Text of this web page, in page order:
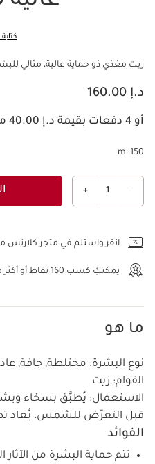
زيت مغذي ذو حماية عالية، مثالي
السعر الحالي هو د.إ 160.00
د.إ 160.00
أو 4 دفعات بقيمة د.إ 40.00 مع
150 ml
-
1
+
انقر واستلم في متجر كلارنس
يمكنكِ كسب 160 نقاط أو
ما هو
نوع البشرة: مختلطة, جافة,
القوام: زيت
الاستعمال: يُطبَّق بسخاء
قبل التعرّض للشمس. يُعاد
الفوائد
تتم حماية البشرة من